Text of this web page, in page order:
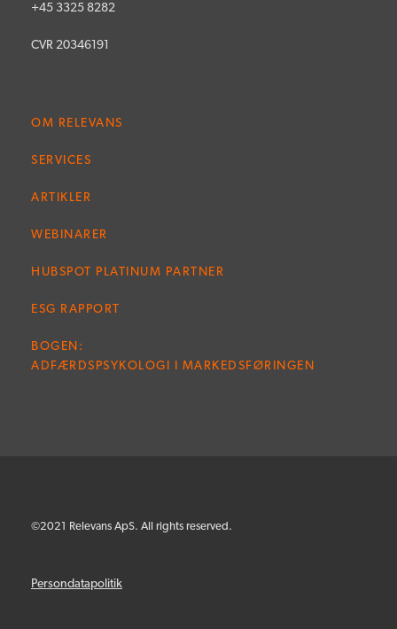
+45 3325 8282
CVR 20346191
OM RELEVANS
SERVICES
ARTIKLER
WEBINARER
HUBSPOT PLATINUM PARTNER
ESG RAPPORT
BOGEN:
ADFÆRDSPSYKOLOGI I MARKEDSFØRINGEN
©2021 Relevans ApS. All rights reserved.
Persondatapolitik